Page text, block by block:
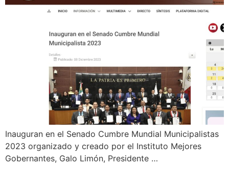
Inauguran en el Senado Cumbre Mundial Municipalistas
2023 organizado y creado por el Instituto Mejores
Gobernantes, Galo Limón, Presidente …